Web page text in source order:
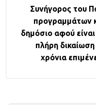
Συνήγορος του
προγραμμάτων
δημόσιο αφού
πλήρη
χρόνια